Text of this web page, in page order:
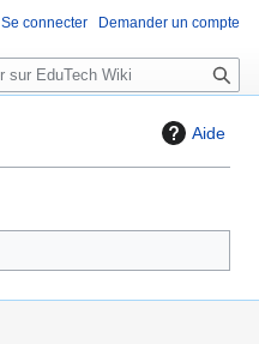
Aide
Se connecter Demander un compte